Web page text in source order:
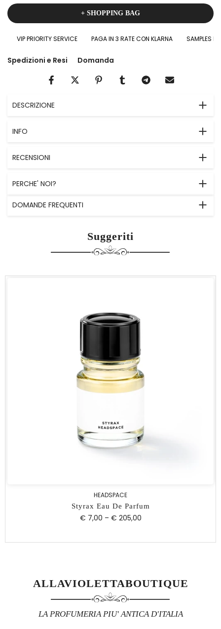
+ SHOPPING BAG
VIP PRIORITY SERVICE PAGA IN 3 RATE CON KLARNA SAMPLES IN
Spedizioni e Resi Domanda
DESCRIZIONE
INFO
RECENSIONI
PERCHE' NOI?
DOMANDE FREQUENTI
Suggeriti
HEADSPACE
Styrax Eau De Parfum
€ 7,00 – € 205,00
ALLAVIOLETTABOUTIQUE
LA PROFUMERIA PIU' ANTICA D'ITALIA